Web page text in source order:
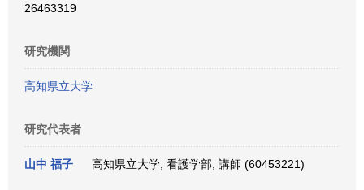
26463319
研究機関
高知県立大学
研究代表者
山中 福子 高知県立大学, 看護学部, 講師 (60453221)